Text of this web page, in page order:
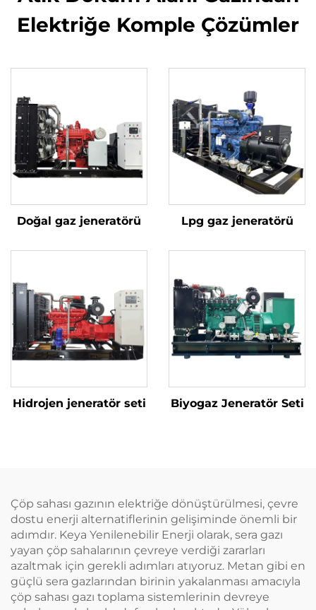
Elektriğe Komple Çözümler
Doğal gaz jeneratörü Lpg gaz jeneratörü
Hidrojen jeneratör seti Biyogaz Jeneratör Seti
Çöp sahası gazının elektriğe dönüştürülmesi, çevre
dostu enerji alternatiflerinin gelişiminde önemli bir
adımdır. Keya Yenilenebilir Enerji olarak, sera gazı
yayan çöp sahalarının çevreye verdiği zararları
azaltmak için gerekli adımları atıyoruz. Metan gibi en
güçlü sera gazlarından birinin yakalanması amacıyla
çöp sahası gazı toplama sistemlerinin devreye